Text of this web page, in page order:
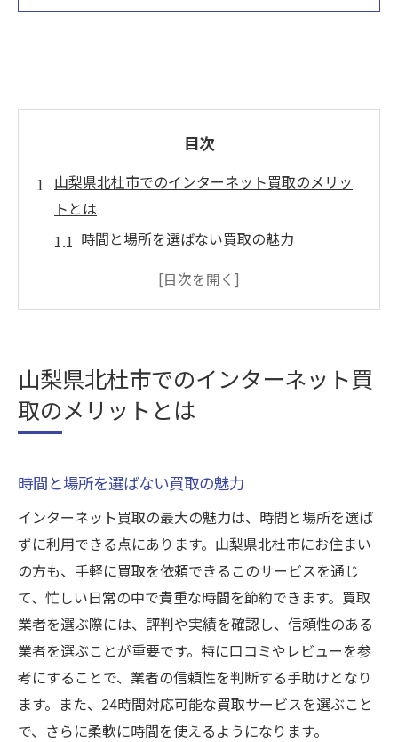
目次
山梨県北杜市でのインターネット買取のメリッ
トとは
時間と場所を選ばない買取の魅力
忙しいライフスタイルにフィット
不要品を有効活用する方法
信頼できる買取業者を選ぶための重要なポイン
業者の評判を確認する方法
査定の透明性を見極めるには
顧客サポートの質をチェック
認定や資格を持つ業者の選定
利用者のレビューの重要性
地元での信頼性の評価法
インターネット買取で失敗しないための評判確
認方法
レビューサイトの活用法
山梨県北杜市でのインターネット買
取のメリットとは
時間と場所を選ばない買取の魅力
インターネット買取の最大の魅力は、時間と場所を選ば
ずに利用できる点にあります。山梨県北杜市にお住まい
の方も、手軽に買取を依頼できるこのサービスを通じ
て、忙しい日常の中で貴重な時間を節約できます。買取
業者を選ぶ際には、評判や実績を確認し、信頼性のある
業者を選ぶことが重要です。特に口コミやレビューを参
考にすることで、業者の信頼性を判断する手助けとなり
ます。また、24時間対応可能な買取サービスを選ぶこと
で、さらに柔軟に時間を使えるようになります。